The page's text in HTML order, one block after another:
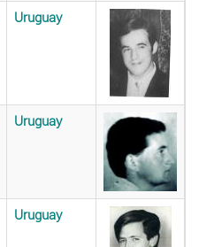
Uruguay
Uruguay
Uruguay